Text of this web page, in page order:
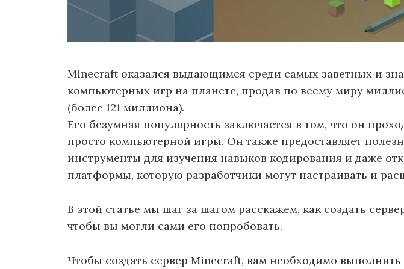
Minecraft оказался выдающимся среди самых заветных и
компьютерных игр на планете, продав по всему миру
(более 121 миллиона).
Его безумная популярность заключается в том, что он
просто компьютерной игры. Он также предоставляет
инструменты для изучения навыков кодирования и даже
платформы, которую разработчики могут настраивать и
В этой статье мы шаг за шагом расскажем, как создать
чтобы вы могли сами его попробовать.
Чтобы создать сервер Minecraft, вам необходимо